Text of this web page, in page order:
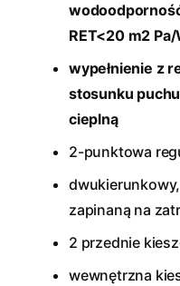
RET<20 m2 Pa/
wypełnienie z
stosunku
cieplną
2-punktowa
zapinaną na
2 przednie
wewnętrzna